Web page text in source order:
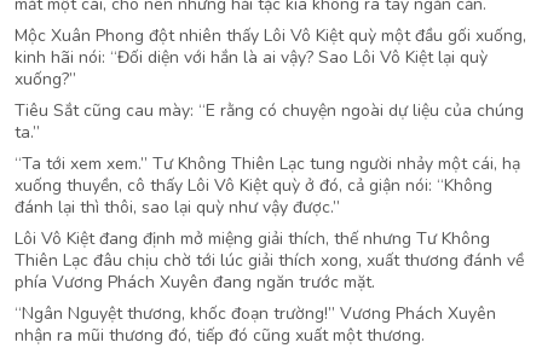
Mộc Xuân Phong đột nhiên thấy Lôi Vô Kiệt quỳ một đầu gối xuống,
kinh hãi nói: “Đối diện với hắn là ai vậy? Sao Lôi Vô Kiệt lại quỳ
xuống?”
Tiêu Sắt cũng cau mày: “E rằng có chuyện ngoài dự liệu của chúng
ta.”
“Ta tới xem xem.” Tư Không Thiên Lạc tung người nhảy một cái, hạ
xuống thuyền, cô thấy Lôi Vô Kiệt quỳ ở đó, cả giận nói: “Không
đánh lại thì thôi, sao lại quỳ như vậy được.”
Lôi Vô Kiệt đang định mở miệng giải thích, thế nhưng Tư Không
Thiên Lạc đâu chịu chờ tới lúc giải thích xong, xuất thương đánh về
phía Vương Phách Xuyên đang ngăn trước mặt.
“Ngân Nguyệt thương, khốc đoạn trường!” Vương Phách Xuyên
nhận ra mũi thương đó, tiếp đó cũng xuất một thương.